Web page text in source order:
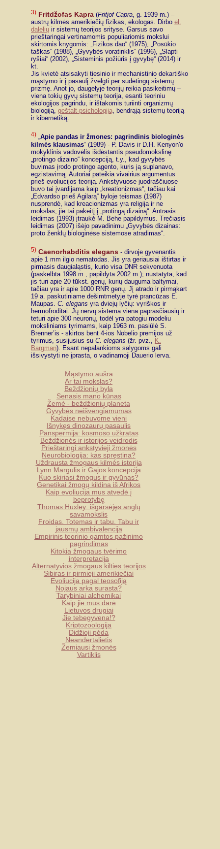
3) Fritdžofas Kapra (Fritjof Capra, g. 1939 m.) –
austrų kilmės amerikiečių fizikas, ekologas. Dirbo el.
dalelių ir sistemų teorijos srityse. Garsus savo
prieštaringai vertinamomis populiariomis mokslui
skirtomis knygomis: „Fizikos dao“ (1975), „Posūkio
taškas“ (1988), „Gyvybės voratinklis“ (1996), „Slapti
ryšiai“ (2002), „Sisteminis požiūris į gyvybę“ (2014) ir
kt.
Jis kvietė atsisakyti tiesinio ir mechanistinio dekartiško
mąstymo ir į pasaulį žvelgti per sudėtingų sistemų
prizmę. Anot jo, daugelyje teorijų reikia pasikeitimų –
viena tokių gyvų sistemų teorija, esanti teoriniu
ekologijos pagrindu, ir ištakomis turiinti organizmų
biologiją, geštalt-psichologiją, bendrąją sistemų teoriją
ir kibernetiką.
4) „Apie pandas ir žmones: pagrindinis biologinės
kilmės klausimas“ (1989) - P. Davis ir D.H. Kenyon'o
mokyklinis vadovėlis išdėstantis pseudomokslinę
„protingo dizaino“ koncepciją, t.y., kad gyvybės
buvimas įrodo protingo agento, kuris ją suplanavo,
egzistavimą. Autoriai pateikia vivairius argumentus
prieš evoliucijos teoriją. Ankstyvuose juodraščiuose
buvo tai įvardijama kaip „kreationizmas“, tačiau kai
„Edvardso prieš Agilarą“ byloje teismas (1987)
nusprendė, kad kreacionizmas yra religija ir ne
mokslas, jie tai pakeitį į „protingą dizainą“. Antrasis
leidimas (1993) įtraukė M. Behe papildymus. Trečiasis
leidimas (2007) išėjo pavadinimu „Gyvybės dizainas:
proto ženklų biologinėse sistemose atradimas“.
5) Caenorhabditis elegans - dirvoje gyvenantis
apie 1 mm ilgio nematodas. Jis yra geriausiai ištirtas ir
pirmasis daugialąstis, kurio visa DNR sekvenuota
(paskelbta 1998 m., papildyta 2002 m.); nustatyta, kad
jis turi apie 20 tūkst. genų, kurių dauguma baltymai,
tačiau yra ir apie 1000 RNR genų. Jį atrado ir pirmąkart
19 a. paskutiniame dešimtmetyje tyrė prancūzas E.
Maupas. C. elegans yra dviejų lyčių: vyriškos ir
hermofroditai. Jų nervų sistema viena paprasčiausių ir
teturi apie 300 neuronų, todėl yra patogiu modeliu
moksliniams tyrimams, kaip 1963 m. pasiūlė S.
Brenner’is - skirtos bent 4-ios Nobelio premijos už
tyrimus, susijusius su C. elegans (žr. pvz., K.
Bargman). Esant nepalankioms salygoms gali
išsivystyti ne įprasta, o vadinamoji Dauerio lerva.
Mąstymo aušra
Ar tai mokslas?
Beždžionių byla
Senasis mano kūnas
Žemė - beždžionių planeta
Gyvybės neišvengiamumas
Kadaise nebuvome vieni
Išnykęs dinozaurų pasaulis
Panspermija: kosmoso užkratas
Beždžionės ir istorijos veidrodis
Prieštaringi ankstyvieji žmonės
Neurobiologija: kas spręstina?
Uždrausta žmogaus kilmės istorija
Lynn Margulis ir Gajos koncepcija
Kuo skiriasi žmogus ir gyvūnas?
Genetikai žmogų kildina iš Afrikos
Kaip evoliucija mus atvedė į
beprotybę
Thomas Huxley: išgarsėjęs anglų
savamokslis
Froidas. Totemas ir tabu. Tabu ir
jausmų ambivalencija
Empirinis teorinio gamtos pažinimo
pagrindimas
Kitokia žmogaus tvėrimo
interpretacija
Alternatyvios žmogaus kilties teorijos
Sibiras ir pirmieji amerikiečiai
Evoliucija pagal teosofiją
Nojaus arka surasta?
Tarybiniai alchemikai
Kaip jie mus darė
Lietuvos drugiai
Jie tebegyvena!?
Kriptozoologija
Didžioji pėda
Neandertalietis
Žemiausi žmonės
Vartiklis